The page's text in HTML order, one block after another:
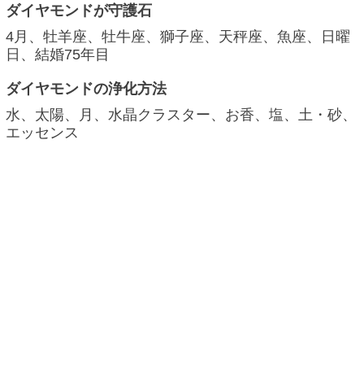
ダイヤモンドが守護石
4月、牡羊座、牡牛座、獅子座、天秤座、魚座、日曜
日、結婚75年目
ダイヤモンドの浄化方法
水、太陽、月、水晶クラスター、お香、塩、土・砂、
エッセンス